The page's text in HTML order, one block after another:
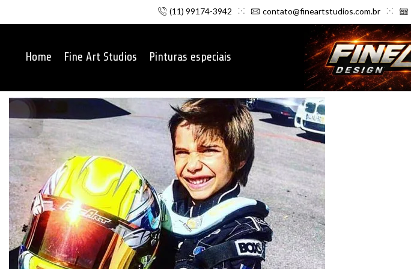
(11) 99174-3942 contato@fineartstudios.com.br
Home Fine Art Studios Pinturas especiais